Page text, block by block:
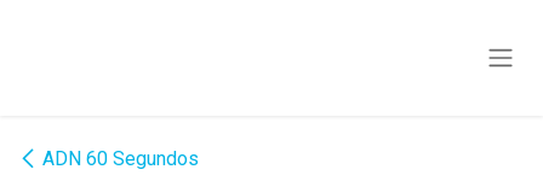
ADN 60 Segundos